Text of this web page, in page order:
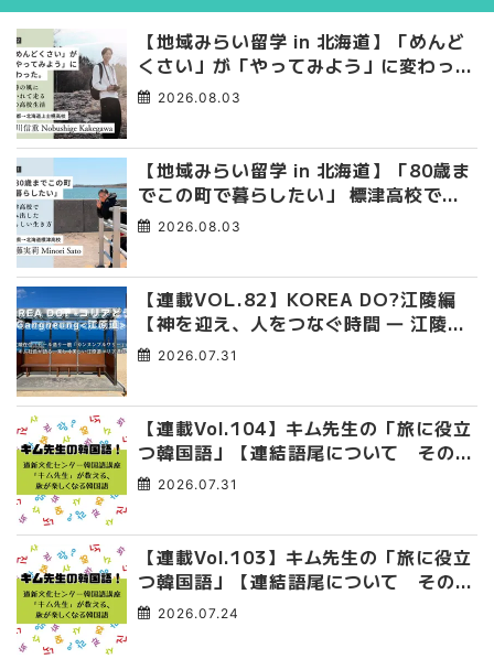
【地域みらい留学 in 北海道】「めんど
くさい」が「やってみよう」に変わっ
た。 十勝の風に吹かれて走る、僕の泥
2026.08.03
【地域みらい留学 in 北海道】「80歳ま
でこの町で暮らしたい」 標津高校で踏
み出した、私らしい生き方
2026.08.03
【連載VOL.82】KOREA DO?江陵編
【神を迎え、人をつなぐ時間 ― 江陵端
午祭 】
2026.07.31
【連載Vol.104】キム先生の「旅に役立
つ韓国語」【連結語尾について その
4】2026.07.31
【連載Vol.103】キム先生の「旅に役立
つ韓国語」【連結語尾について その
3】2026.07.24